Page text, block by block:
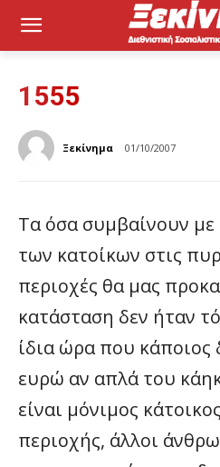
1555
Ξεκίνημα 01/10/2007
Τα όσα συμβαίνουν με
των κατοίκων στις
περιοχές θα μας
κατάσταση δεν ήταν
ίδια ώρα που κάποιος
ευρώ αν απλά του
είναι μόνιμος
περιοχής, άλλοι